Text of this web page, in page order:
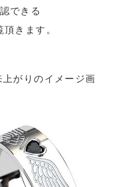
できる
きます。
上がりのイメージ画